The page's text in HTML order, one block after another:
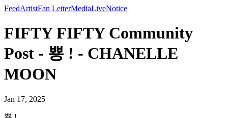
FeedArtistFan LetterMediaLiveNotice
FIFTY FIFTY Community
Post - 뿅 ! - CHANELLE
MOON
Jan 17, 2025